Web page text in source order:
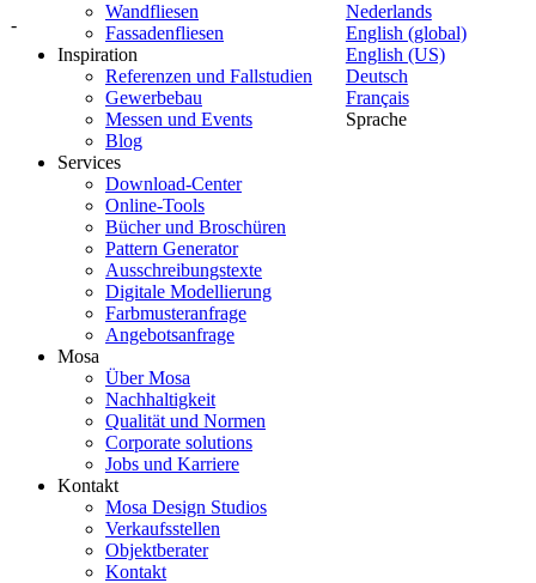
-
Nederlands
English (global)
English (US)
Deutsch
Français
Sprache
Wandfliesen
Fassadenfliesen
Inspiration
Referenzen und Fallstudien
Gewerbebau
Messen und Events
Blog
Services
Download-Center
Online-Tools
Bücher und Broschüren
Pattern Generator
Ausschreibungstexte
Digitale Modellierung
Farbmusteranfrage
Angebotsanfrage
Mosa
Über Mosa
Nachhaltigkeit
Qualität und Normen
Corporate solutions
Jobs und Karriere
Kontakt
Mosa Design Studios
Verkaufsstellen
Objektberater
Kontakt